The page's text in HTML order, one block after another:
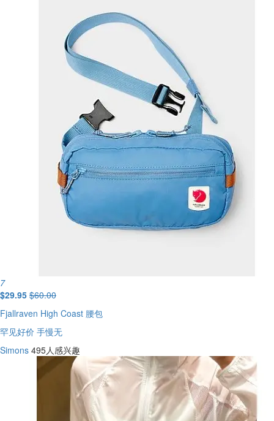
7
$29.95 $60.00
Fjallraven High Coast 腰包
罕见好价 手慢无
Simons 495人感兴趣